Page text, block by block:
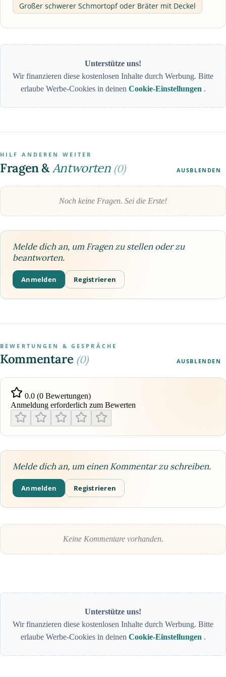
Großer schwerer Schmortopf oder Bräter mit Deckel
Unterstütze uns!
Wir finanzieren diese kostenlosen Inhalte durch Werbung. Bitte
erlaube Werbe-Cookies in deinen Cookie-Einstellungen .
HILF ANDEREN WEITER
Fragen &Antworten (0) AUSBLENDEN
Noch keine Fragen. Sei die Erste!
Melde dich an, um Fragen zu stellen oder zu
beantworten.
Anmelden Registrieren
BEWERTUNGEN & GESPRÄCHE
Kommentare (0) AUSBLENDEN
0.0 (0 Bewertungen)
Anmeldung erforderlich zum Bewerten
Melde dich an, um einen Kommentar zu schreiben.
Anmelden Registrieren
Keine Kommentare vorhanden.
Unterstütze uns!
Wir finanzieren diese kostenlosen Inhalte durch Werbung. Bitte
erlaube Werbe-Cookies in deinen Cookie-Einstellungen .